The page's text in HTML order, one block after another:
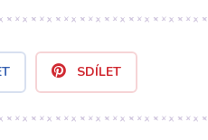
SDÍLET